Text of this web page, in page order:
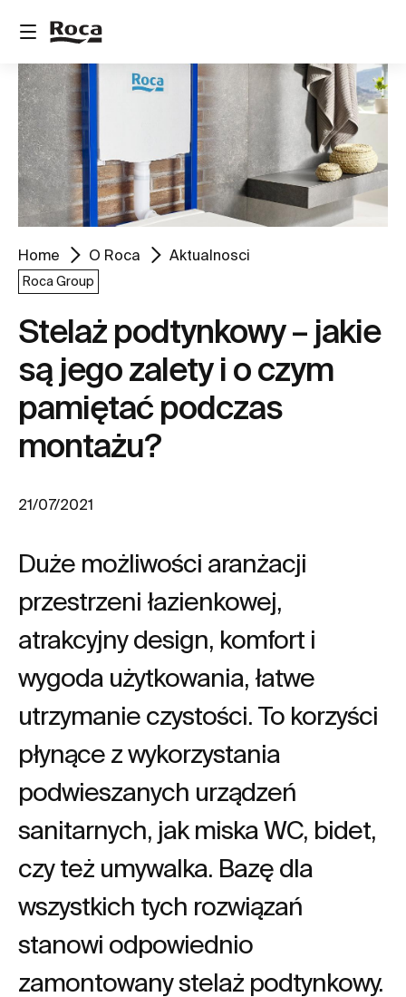
Home O Roca Aktualnosci
Roca Group
Stelaż podtynkowy – jakie
są jego zalety i o czym
pamiętać podczas
montażu?
21/07/2021
Duże możliwości aranżacji
przestrzeni łazienkowej,
atrakcyjny design, komfort i
wygoda użytkowania, łatwe
utrzymanie czystości. To korzyści
płynące z wykorzystania
podwieszanych urządzeń
sanitarnych, jak miska WC, bidet,
czy też umywalka. Bazę dla
wszystkich tych rozwiązań
stanowi odpowiednio
zamontowany stelaż podtynkowy.